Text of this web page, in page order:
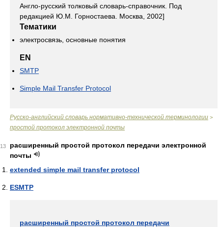
Англо-русский толковый словарь-справочник. Под
редакцией Ю.М. Горностаева. Москва, 2002]
Тематики
электросвязь, основные понятия
EN
SMTP
Simple Mail Transfer Protocol
Русско-английский словарь нормативно-технической терминологии >
простой протокол электронной почты
13
расширенный простой протокол передачи электронной
почты
extended simple mail transfer protocol
ESMTP
расширенный простой протокол передачи